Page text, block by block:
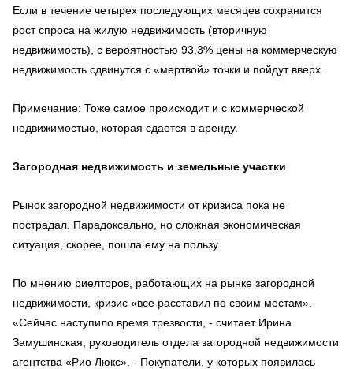
Если в течение четырех последующих месяцев сохранится
рост спроса на жилую недвижимость (вторичную
недвижимость), с вероятностью 93,3% цены на коммерческую
недвижимость сдвинутся с «мертвой» точки и пойдут вверх.
Примечание: Тоже самое происходит и с коммерческой
недвижимостью, которая сдается в аренду.
Загородная недвижимость и земельные участки
Рынок загородной недвижимости от кризиса пока не
пострадал. Парадоксально, но сложная экономическая
ситуация, скорее, пошла ему на пользу.
По мнению риелторов, работающих на рынке загородной
недвижимости, кризис «все расставил по своим местам».
«Сейчас наступило время трезвости, - считает Ирина
Замушинская, руководитель отдела загородной недвижимости
агентства «Рио Люкс». - Покупатели, у которых появилась